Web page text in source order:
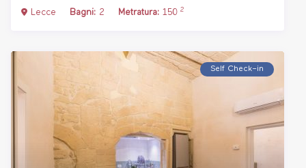
Lecce Bagni: 2 Metratura: 150 2
Self Check–in